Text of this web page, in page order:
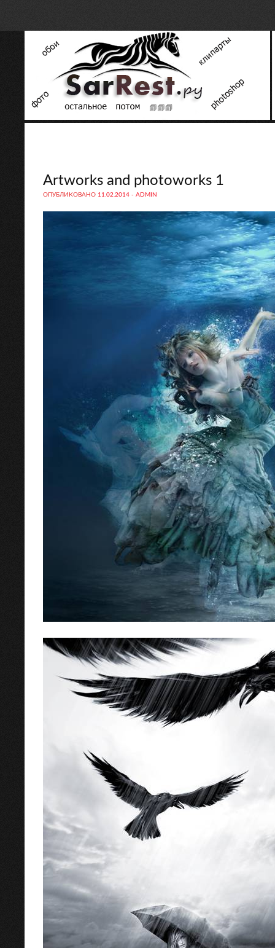
Artworks and photoworks 1
ОПУБЛИКОВАНО 11.02.2014 - ADMIN